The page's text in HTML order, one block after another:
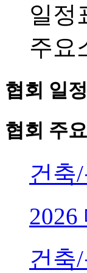
일정
주요
협회 일
협회 주
건축
건축